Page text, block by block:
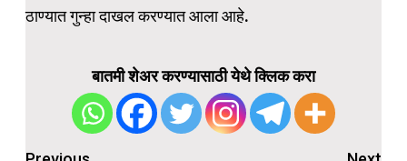
ठाण्यात गुन्हा दाखल करण्यात आला आहे.
बातमी शेअर करण्यासाठी येथे क्लिक करा